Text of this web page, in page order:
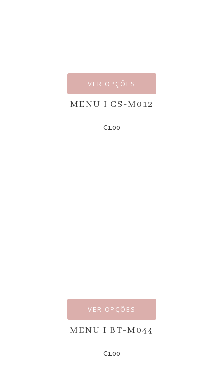
VER OPÇÕES
MENU I CS-M012
€1.00
VER OPÇÕES
MENU I BT-M044
€1.00